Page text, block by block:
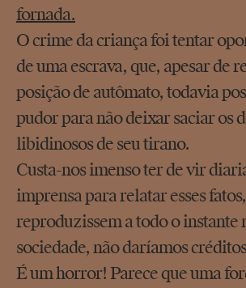
fornada.
O crime da criança foi tentar
de uma escrava, que, apesar de
posição de autômato, todavia
pudor para não deixar saciar os
libidinosos de seu tirano.
Custa-nos imenso ter de vir
imprensa para relatar esses
reproduzissem a todo o instante
sociedade, não daríamos
É um horror! Parece que uma